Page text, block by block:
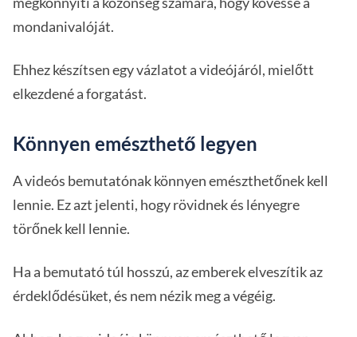
mondanivalóját.
Ehhez készítsen egy vázlatot a videójáról, mielőtt
elkezdené a forgatást.
Könnyen emészthető legyen
A videós bemutatónak könnyen emészthetőnek kell
lennie. Ez azt jelenti, hogy rövidnek és lényegre
törőnek kell lennie.
Ha a bemutató túl hosszú, az emberek elveszítik az
érdeklődésüket, és nem nézik meg a végéig.